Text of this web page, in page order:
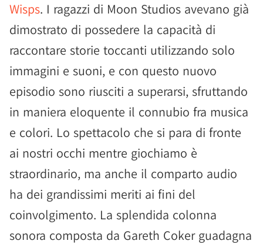
Wisps. I ragazzi di Moon Studios avevano già
dimostrato di possedere la capacità di
raccontare storie toccanti utilizzando solo
immagini e suoni, e con questo nuovo
episodio sono riusciti a superarsi, sfruttando
in maniera eloquente il connubio fra musica
e colori. Lo spettacolo che si para di fronte
ai nostri occhi mentre giochiamo è
straordinario, ma anche il comparto audio
ha dei grandissimi meriti ai fini del
coinvolgimento. La splendida colonna
sonora composta da Gareth Coker guadagna